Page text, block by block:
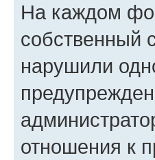
На каждом
собственный
нарушили
отношения к